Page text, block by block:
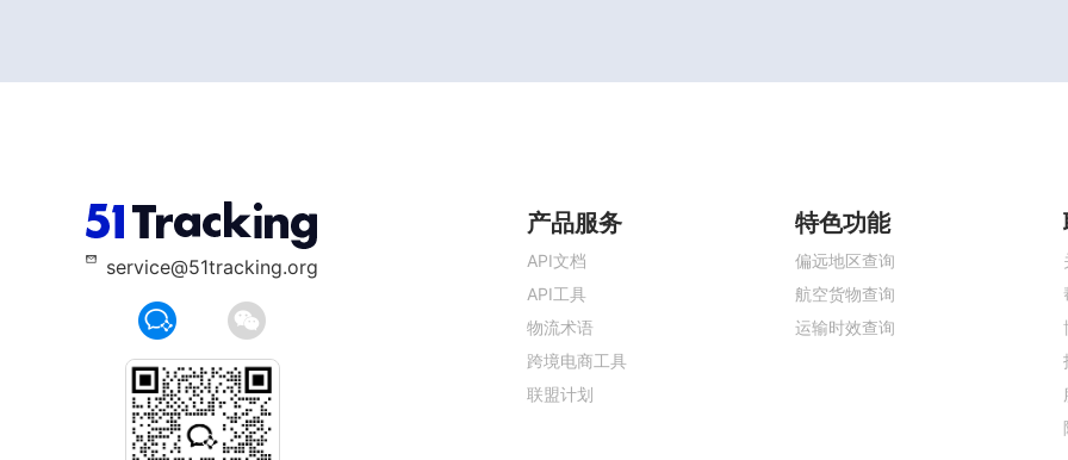
service@51tracking.org
产品服务
API文档
API工具
物流术语
跨境电商工具
联盟计划
特色功能
偏远地区查询
航空货物查询
运输时效查询